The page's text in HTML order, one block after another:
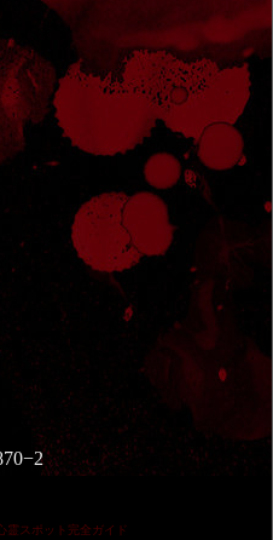
霊スポット完全ガイド